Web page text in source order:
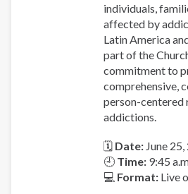
individuals,
affected by
Latin America
part of the
commitment to
comprehensive,
person-centered
addictions.
🗓 Date: June
🕘 Time: 9:45
💻 Format: Live